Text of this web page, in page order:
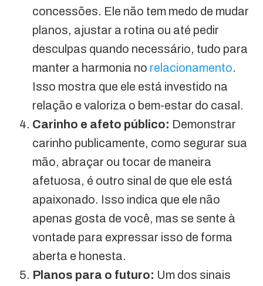
concessões. Ele não tem medo de mudar
planos, ajustar a rotina ou até pedir
desculpas quando necessário, tudo para
manter a harmonia no relacionamento.
Isso mostra que ele está investido na
relação e valoriza o bem-estar do casal.
Carinho e afeto público: Demonstrar
carinho publicamente, como segurar sua
mão, abraçar ou tocar de maneira
afetuosa, é outro sinal de que ele está
apaixonado. Isso indica que ele não
apenas gosta de você, mas se sente à
vontade para expressar isso de forma
aberta e honesta.
Planos para o futuro: Um dos sinais